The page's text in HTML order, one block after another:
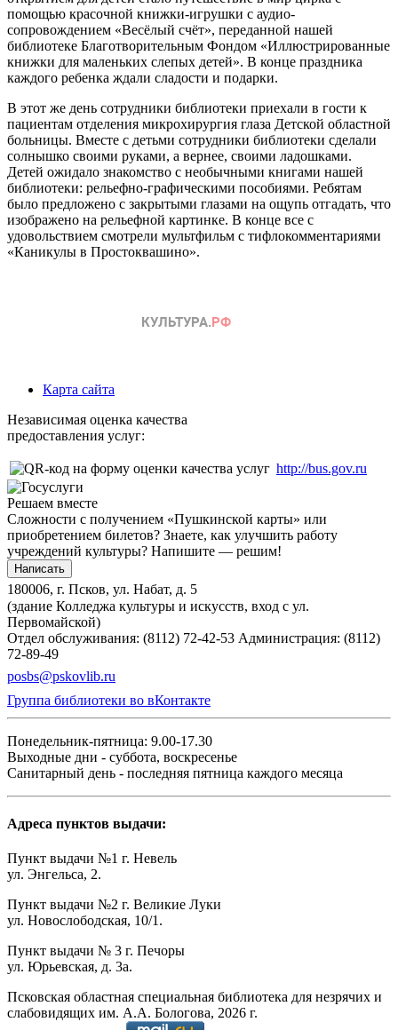
помощью красочной книжки-игрушки с аудио-
сопровождением «Весёлый счёт», переданной нашей
библиотеке Благотворительным Фондом «Иллюстрированные
книжки для маленьких слепых детей». В конце праздника
каждого ребенка ждали сладости и подарки.
В этот же день сотрудники библиотеки приехали в гости к
пациентам отделения микрохирургия глаза Детской областной
больницы. Вместе с детьми сотрудники библиотеки сделали
солнышко своими руками, а вернее, своими ладошками.
Детей ожидало знакомство с необычными книгами нашей
библиотеки: рельефно-графическими пособиями. Ребятам
было предложено с закрытыми глазами на ощупь отгадать, что
изображено на рельефной картинке. В конце все с
удовольствием смотрели мультфильм с тифлокомментариями
«Каникулы в Простоквашино».
Карта сайта
Независимая оценка качества
предоставления услуг:
http://bus.gov.ru
Решаем вместе
Сложности с получением «Пушкинской карты» или
приобретением билетов? Знаете, как улучшить работу
учреждений культуры? Напишите — решим!
Написать
180006, г. Псков, ул. Набат, д. 5
(здание Колледжа культуры и искусств, вход с ул.
Первомайской)
Отдел обслуживания: (8112) 72-42-53 Администрация: (8112)
72-89-49
posbs@pskovlib.ru
Группа библиотеки во вКонтакте
Понедельник-пятница: 9.00-17.30
Выходные дни - суббота, воскресенье
Санитарный день - последняя пятница каждого месяца
Адреса пунктов выдачи:
Пункт выдачи №1 г. Невель
ул. Энгельса, 2.
Пункт выдачи №2 г. Великие Луки
ул. Новослободская, 10/1.
Пункт выдачи № 3 г. Печоры
ул. Юрьевская, д. 3а.
Псковская областная специальная библиотека для незрячих и
слабовидящих им. А.А. Бологова, 2026 г.